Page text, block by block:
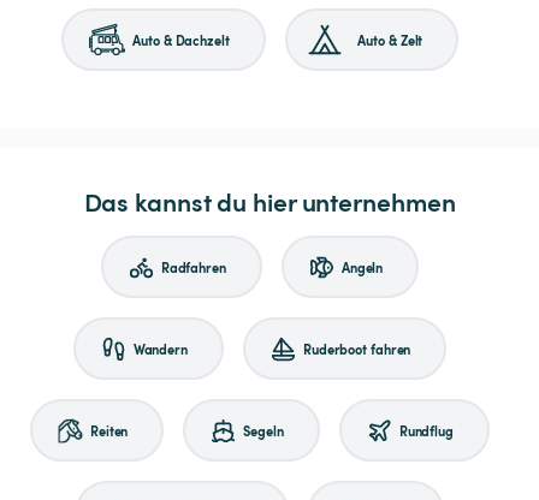
Auto & Dachzelt Auto & Zelt
Das kannst du hier unternehmen
Radfahren Angeln
Wandern Ruderboot fahren
Reiten Segeln Rundflug